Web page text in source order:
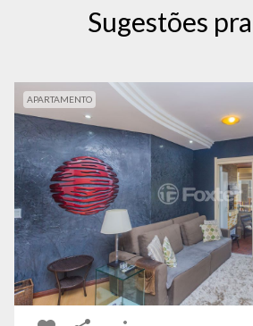
Sugestões
APARTAMENTO